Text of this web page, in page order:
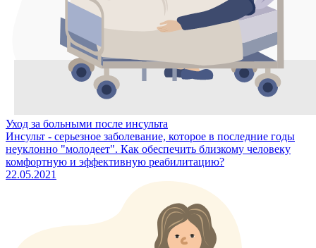
Уход за больными после инсульта
Инсульт - серьезное заболевание, которое в последние годы
неуклонно "молодеет". Как обеспечить близкому человеку
комфортную и эффективную реабилитацию?
22.05.2021